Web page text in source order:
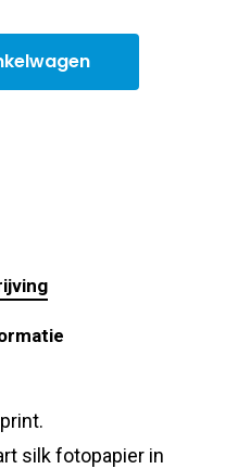
silk fotopapier in